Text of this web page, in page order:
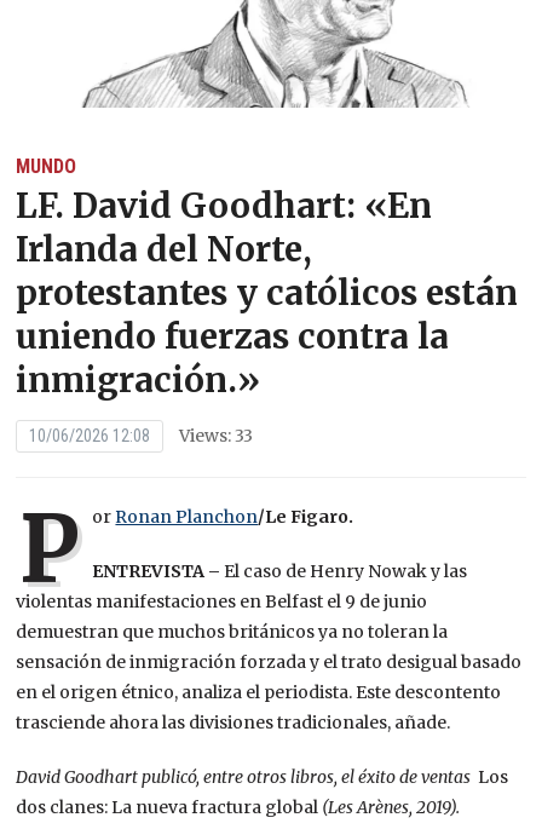
MUNDO
LF. David Goodhart: «En
Irlanda del Norte,
protestantes y católicos están
uniendo fuerzas contra la
inmigración.»
10/06/2026 12:08 Views: 33
P orRonan Planchon/Le Figaro.
ENTREVISTA – El caso de Henry Nowak y las
violentas manifestaciones en Belfast el 9 de junio
demuestran que muchos británicos ya no toleran la
sensación de inmigración forzada y el trato desigual basado
en el origen étnico, analiza el periodista. Este descontento
trasciende ahora las divisiones tradicionales, añade.
David Goodhart publicó, entre otros libros, el éxito de ventas Los
dos clanes: La nueva fractura global (Les Arènes, 2019).